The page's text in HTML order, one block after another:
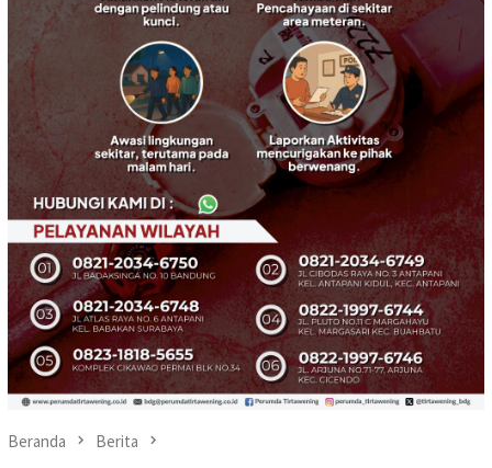
Beranda Berita